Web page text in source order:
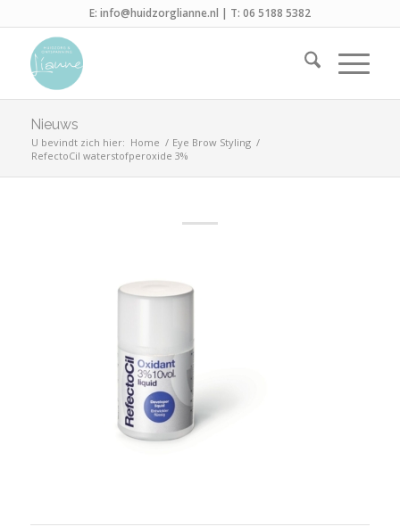
E: info@huidzorglianne.nl | T: 06 5188 5382
Nieuws
U bevindt zich hier: Home / Eye Brow Styling /
RefectoCil waterstofperoxide 3%